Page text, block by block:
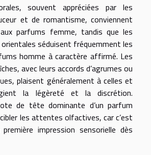
souvent appréciées par les
et de romantisme, conviennent
parfums femme, tandis que les
séduisent fréquemment les
homme à caractère affirmé. Les
avec leurs accords d’agrumes ou
plaisent généralement à celles et
la légèreté et la discrétion.
de tête dominante d’un parfum
les attentes olfactives, car c’est
impression sensorielle dès